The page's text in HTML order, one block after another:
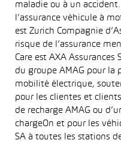
maladie ou à un
l’assurance véhicule à
est Zurich Compagnie
risque de l’assurance
Care est AXA Assurances
du groupe AMAG pour la
mobilité électrique,
pour les clientes et
de recharge AMAG ou
chargeOn et pour les
SA à toutes les stations